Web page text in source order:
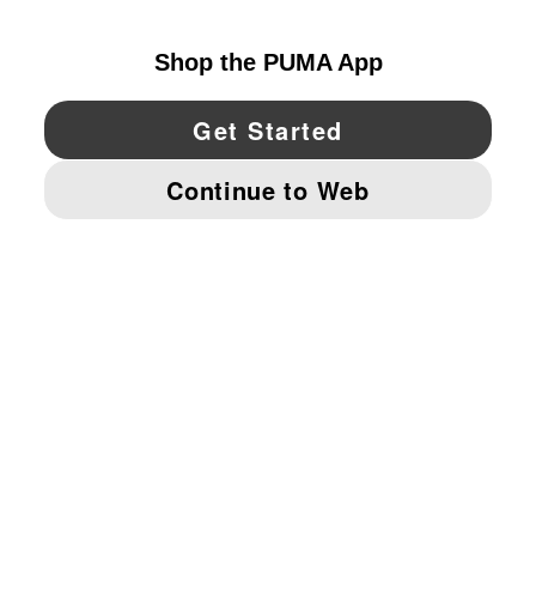
YouTube Twitter Pinterest
IMPRINT AND LEGAL DATA